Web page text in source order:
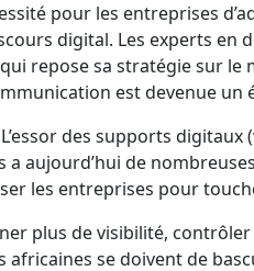
pour les entreprises
digital. Les experts en
repose sa stratégie sur le
est devenue un
des supports
a aujourd’hui de
les entreprises pour
plus de visibilité,
se doivent de